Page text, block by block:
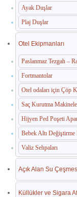
Ayak Duşlar
Plaj Duşlar
Otel Ekipmanları
Paslanmaz Tezgah –
Fortmantolar
Otel odaları için Çöp
Saç Kurutma
Hijyen Ped Poşeti
Bebek Altı Değiştirme
Valiz Sehpaları
Açık Alan Su
Küllükler ve Sigara